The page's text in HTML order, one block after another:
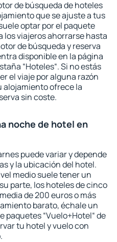
de búsqueda de hoteles
que se ajuste a tus
optar por el paquete
los viajeros ahorrarse hasta
de búsqueda y reserva
disponible en la página
“Hoteles“. Si no estás
el viaje por alguna razón
alojamiento ofrece la
sin coste.
noche de hotel en
puede variar y depende
y la ubicación del hotel.
medio suele tener un
parte, los hoteles de cinco
de 200 euros o más
barato, échale un
paquetes “Vuelo+Hotel“ de
tu hotel y vuelo con